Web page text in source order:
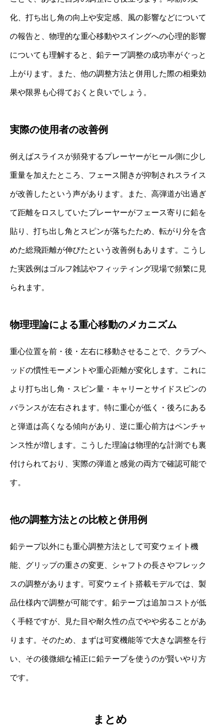
化、打ち出し角の向上や安定感、風の影響などについて
の報告と、物理的な重心移動やスイングへの心理的影響
についても理解すると、鉛テープ調整の成功率がぐっと
上がります。また、他の調整方法と併用した際の相乗効
果や限界も心得ておくと良いでしょう。
実際の使用者の改善例
例えばスライスが頻発するプレーヤーがヒール側に少し
重量を加えたところ、フェース開きが抑制されスライス
が改善したという声があります。また、高弾道が出過ぎ
て距離をロスしていたプレーヤーがフェース寄りに鉛を
貼り、打ち出し角とスピンが落ちたため、転がり分を含
めた総飛距離が伸びたという改善例もあります。こうし
た実践例はゴルフ雑誌やフィッティング現場で頻繁に見
られます。
物理理論による重心移動のメカニズム
重心位置を前・後・左右に移動させることで、クラブヘ
ッドの慣性モーメントや重心距離が変化します。これに
より打ち出し角・スピン量・キャリーとサイドスピンの
バランスが左右されます。特に重心が低く・後ろにある
と弾道は高くなる傾向があり、逆に重心前方はペンチャ
ンス性が増します。こうした理論は物理的な計測でも裏
付けられており、実際の弾道と感覚の両方で確認可能で
す。
他の調整方法との比較と併用例
鉛テープ以外にも重心調整方法として可変ウェイト機
能、グリップの重さの変更、シャフトの長さやフレック
スの調整があります。可変ウェイト搭載モデルでは、製
品仕様内で調整が可能です。鉛テープは追加コストが低
く手軽ですが、見た目や耐久性の点でやや劣ることがあ
ります。そのため、まずは可変機能等で大きな調整を行
い、その後微細な補正に鉛テープを使うのが賢いやり方
です。
まとめ